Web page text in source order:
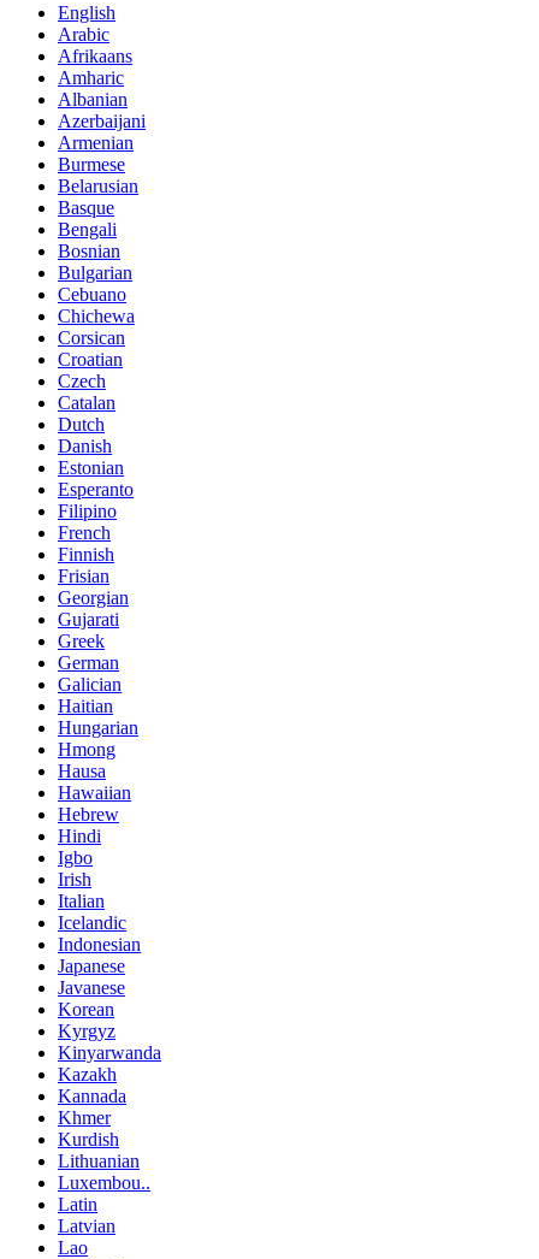
English
Arabic
Afrikaans
Amharic
Albanian
Azerbaijani
Armenian
Burmese
Belarusian
Basque
Bengali
Bosnian
Bulgarian
Cebuano
Chichewa
Corsican
Croatian
Czech
Catalan
Dutch
Danish
Estonian
Esperanto
Filipino
French
Finnish
Frisian
Georgian
Gujarati
Greek
German
Galician
Haitian
Hungarian
Hmong
Hausa
Hawaiian
Hebrew
Hindi
Igbo
Irish
Italian
Icelandic
Indonesian
Japanese
Javanese
Korean
Kyrgyz
Kinyarwanda
Kazakh
Kannada
Khmer
Kurdish
Lithuanian
Luxembou..
Latin
Latvian
Lao